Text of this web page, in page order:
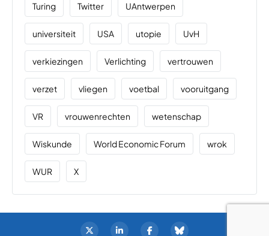
Turing Twitter UAntwerpen
universiteit USA utopie UvH
verkiezingen Verlichting vertrouwen
verzet vliegen voetbal vooruitgang
VR vrouwenrechten wetenschap
Wiskunde World Economic Forum wrok
WUR X